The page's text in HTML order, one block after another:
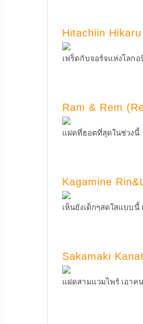
Hitachiin
เฟร็ดกับจอร์จแห่งโลกอ
Ram & Rem
แฝดที่ฮอตที่สุดในช่วงนี้
Kagamine
เห็นยังเด็กๆสดใสแบบ
Sakamaki
แฝดสามแวมไพร์ เอาค